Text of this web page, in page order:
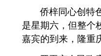
侨梓同心创特
是星期六，但整个
嘉宾的到来，隆重